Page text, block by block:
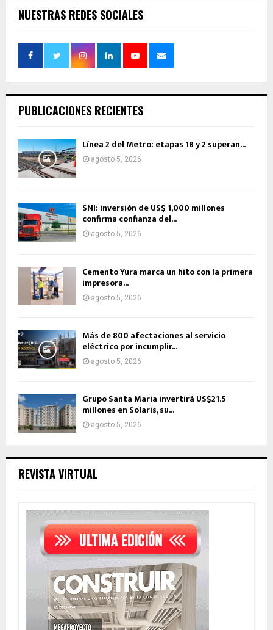
NUESTRAS REDES SOCIALES
PUBLICACIONES RECIENTES
Línea 2 del Metro: etapas 1B y 2 superan...
agosto 5, 2026
SNI: inversión de US$ 1,000 millones
confirma confianza del...
agosto 5, 2026
Cemento Yura marca un hito con la primera
impresora...
agosto 5, 2026
Más de 800 afectaciones al servicio
eléctrico por incumplir...
agosto 5, 2026
Grupo Santa Maria invertirá US$21.5
millones en Solaris, su...
agosto 5, 2026
REVISTA VIRTUAL